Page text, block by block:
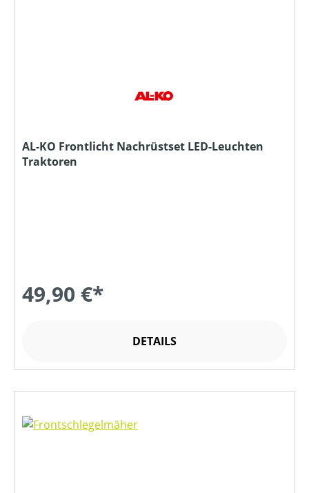
AL-KO Frontlicht Nachrüstset LED-Leuchten
Traktoren
49,90 €*
DETAILS